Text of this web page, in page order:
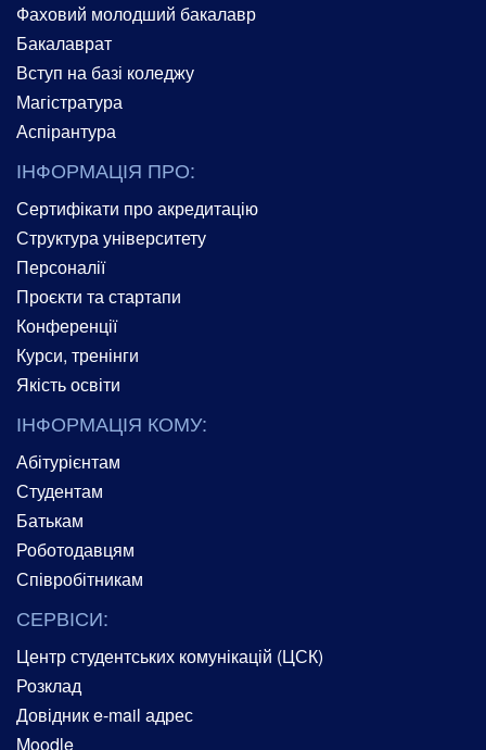
Фаховий молодший бакалавр
Бакалаврат
Вступ на базі коледжу
Магістратура
Аспірантура
ІНФОРМАЦІЯ ПРО:
Сертифікати про акредитацію
Структура університету
Персоналії
Проєкти та стартапи
Конференції
Курси, тренінги
Якість освіти
ІНФОРМАЦІЯ КОМУ:
Абітурієнтам
Студентам
Батькам
Роботодавцям
Співробітникам
СЕРВІСИ:
Центр студентських комунікацій (ЦСК)
Розклад
Довідник e-mail адрес
Moodle